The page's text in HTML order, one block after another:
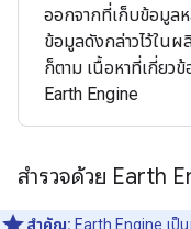
ออกจากที่เก็บข้อมูลห
ข้อมูลดังกล่าวไว้ใน
ก็ตาม เนื้อหาที่เกี่ยว
Earth Engine
สำรวจด้วย Earth
สำคัญ: Earth Engine เป็